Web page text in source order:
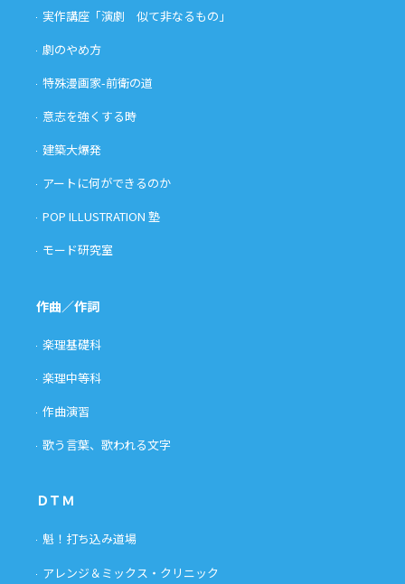
実作講座「演劇 似て非なるもの」
劇のやめ方
特殊漫画家-前衛の道
意志を強くする時
建築大爆発
アートに何ができるのか
POP ILLUSTRATION 塾
モード研究室
作曲／作詞
楽理基礎科
楽理中等科
作曲演習
歌う言葉、歌われる文字
ＤＴＭ
魁！打ち込み道場
アレンジ＆ミックス・クリニック